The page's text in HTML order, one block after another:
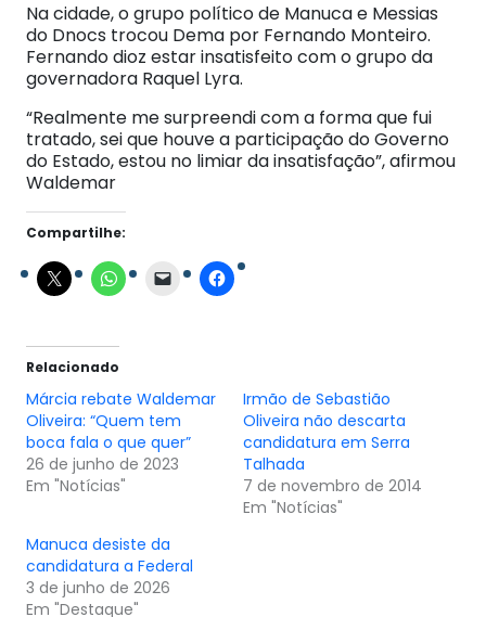
Na cidade, o grupo político de Manuca e Messias
do Dnocs trocou Dema por Fernando Monteiro.
Fernando dioz estar insatisfeito com o grupo da
governadora Raquel Lyra.
“Realmente me surpreendi com a forma que fui
tratado, sei que houve a participação do Governo
do Estado, estou no limiar da insatisfação”, afirmou
Waldemar
Compartilhe:
Relacionado
Márcia rebate Waldemar
Oliveira: “Quem tem
boca fala o que quer”
26 de junho de 2023
Em "Notícias"
Irmão de Sebastião
Oliveira não descarta
candidatura em Serra
Talhada
7 de novembro de 2014
Em "Notícias"
Manuca desiste da
candidatura a Federal
3 de junho de 2026
Em "Destaque"